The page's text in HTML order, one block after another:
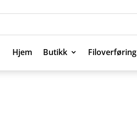
Hjem Butikk Filoverføring
Hjem Butikk Filoverføring